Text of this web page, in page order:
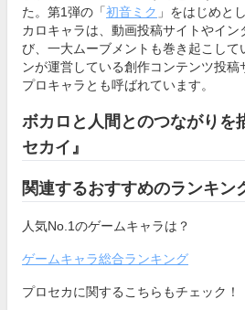
た。第1弾の「初音ミク 」をはじめと
カロキャラは、動画投稿サイトやイン
び、一大ムーブメントも巻き起こして
ンが運営している創作コンテンツ投
プロキャラとも呼ばれています。
ボカロと人間とのつながりを
セカイ』
関連するおすすめのランキン
人気No.1のゲームキャラは？
ゲームキャラ総合ランキング
プロセカに関するこちらもチェック！